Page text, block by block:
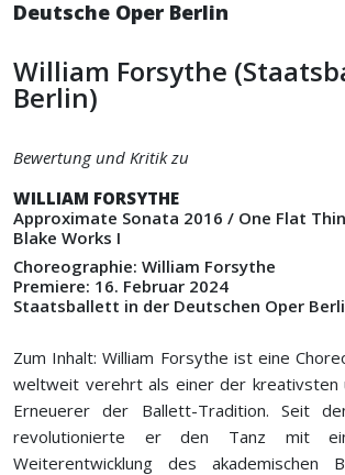
Deutsche Oper Berlin
William Forsythe
Berlin)
Bewertung und Kritik zu
WILLIAM FORSYTHE
Approximate Sonata 2016 / One Flat
Blake Works I
Choreographie: William Forsythe
Premiere: 16. Februar 2024
Staatsballett in der Deutschen Oper
Zum Inhalt: William Forsythe ist eine
weltweit verehrt als einer der kreativsten
Erneuerer der Ballett-Tradition. Seit
revolutionierte er den Tanz mit
Weiterentwicklung des akademischen